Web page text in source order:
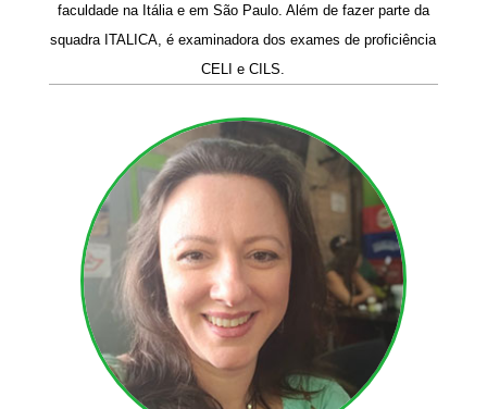
faculdade na Itália e em São Paulo. Além de fazer parte da
squadra ITALICA, é examinadora dos exames de proficiência
CELI e CILS.